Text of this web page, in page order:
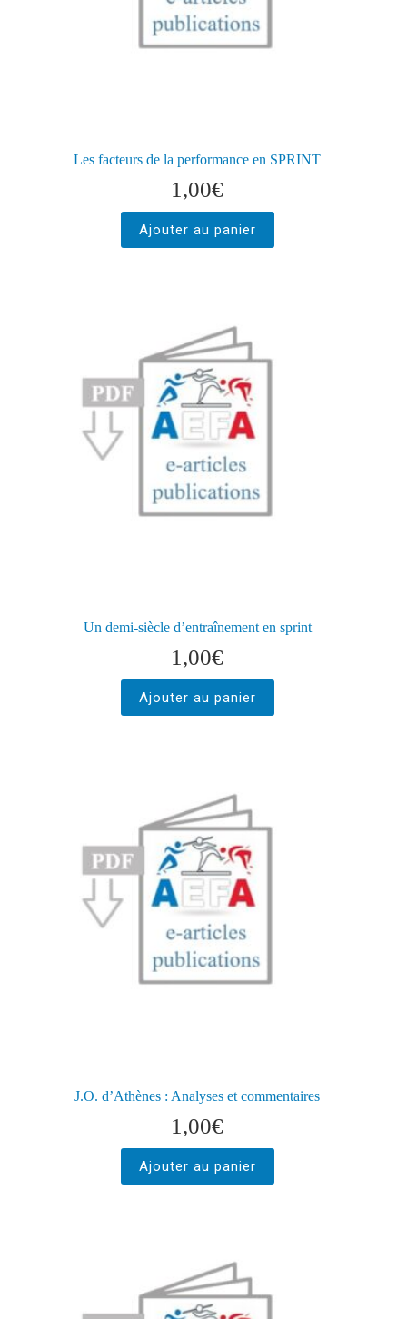
Les facteurs de la performance en SPRINT
1,00€
Ajouter au panier
Un demi-siècle d’entraînement en sprint
1,00€
Ajouter au panier
J.O. d’Athènes : Analyses et commentaires
1,00€
Ajouter au panier